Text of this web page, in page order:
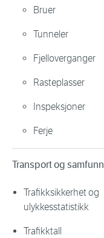
Bruer
Tunneler
Fjelloverganger
Rasteplasser
Inspeksjoner
Ferje
Transport og samfunn
Trafikksikkerhet og
ulykkesstatistikk
Trafikktall